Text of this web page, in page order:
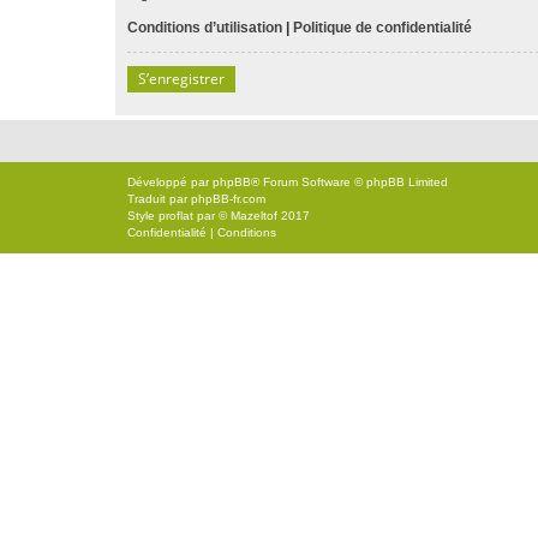
Conditions d’utilisation | Politique de confidentialité
S’enregistrer
Développé parphpBB® Forum Software © phpBB Limited
Traduit parphpBB-fr.com
Style proflat par ©Mazeltof 2017
Confidentialité | Conditions